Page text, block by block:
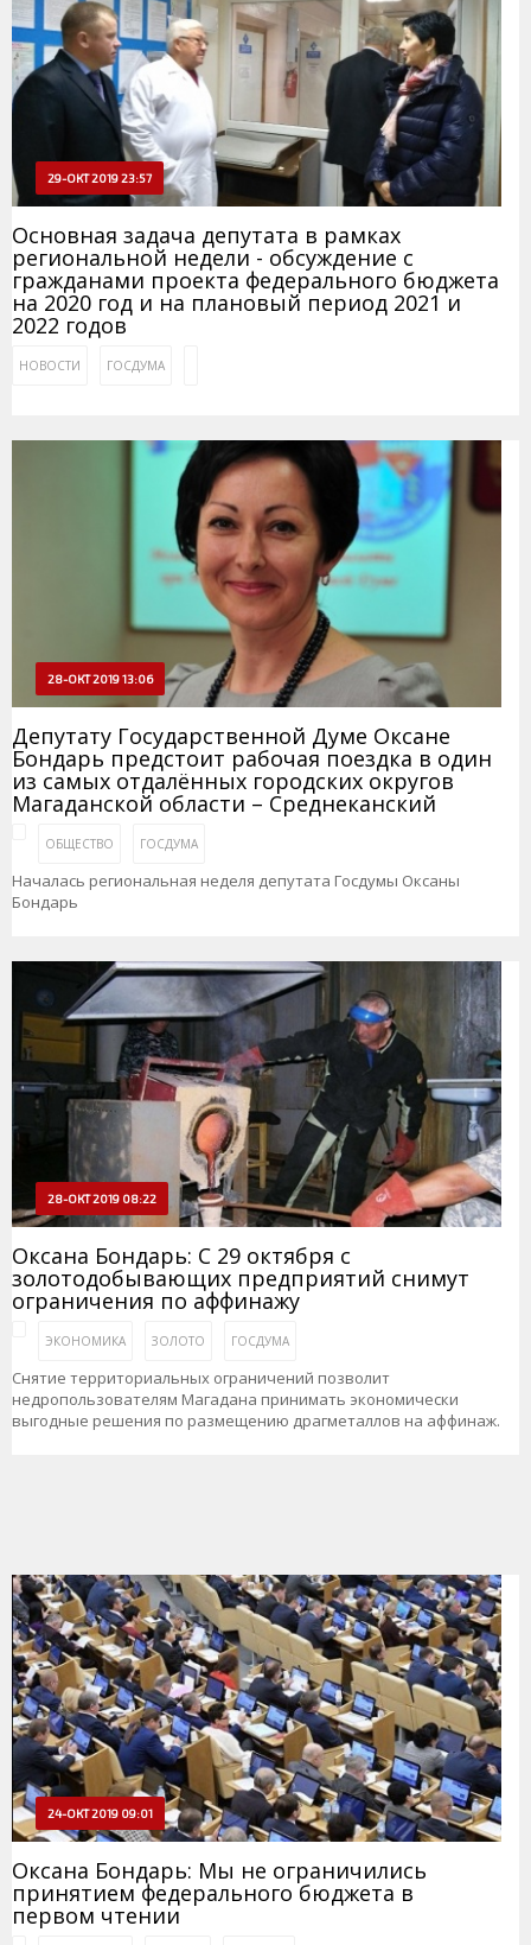
29-ОКТ 2019 23:57
Основная задача депутата в рамках
региональной недели - обсуждение с
гражданами проекта федерального бюджета
на 2020 год и на плановый период 2021 и
2022 годов
НОВОСТИ ГОСДУМА
28-ОКТ 2019 13:06
Депутату Государственной Думе Оксане
Бондарь предстоит рабочая поездка в один
из самых отдалённых городских округов
Магаданской области – Среднеканский
ОБЩЕСТВО ГОСДУМА
Началась региональная неделя депутата Госдумы Оксаны
Бондарь
28-ОКТ 2019 08:22
Оксана Бондарь: С 29 октября с
золотодобывающих предприятий снимут
ограничения по аффинажу
ЭКОНОМИКА ЗОЛОТО ГОСДУМА
Снятие территориальных ограничений позволит
недропользователям Магадана принимать экономически
выгодные решения по размещению драгметаллов на аффинаж.
24-ОКТ 2019 09:01
Оксана Бондарь: Мы не ограничились
принятием федерального бюджета в
первом чтении